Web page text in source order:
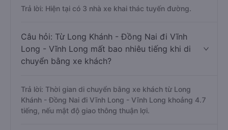
Trả lời: Hiện tại có 3 nhà xe khai thác tuyến đường.
Câu hỏi: Từ Long Khánh - Đồng Nai đi Vĩnh
Long - Vĩnh Long mất bao nhiêu tiếng khi di
chuyển bằng xe khách?
Trả lời: Thời gian di chuyển bằng xe khách từ Long
Khánh - Đồng Nai đi Vĩnh Long - Vĩnh Long khoảng 4.7
tiếng, nếu mật độ giao thông thuận lợi.